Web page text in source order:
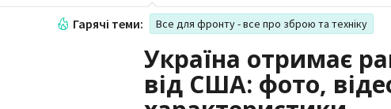
Гарячі теми: Все для фронту - все про зброю та техніку
Україна отримає
від США: фото,